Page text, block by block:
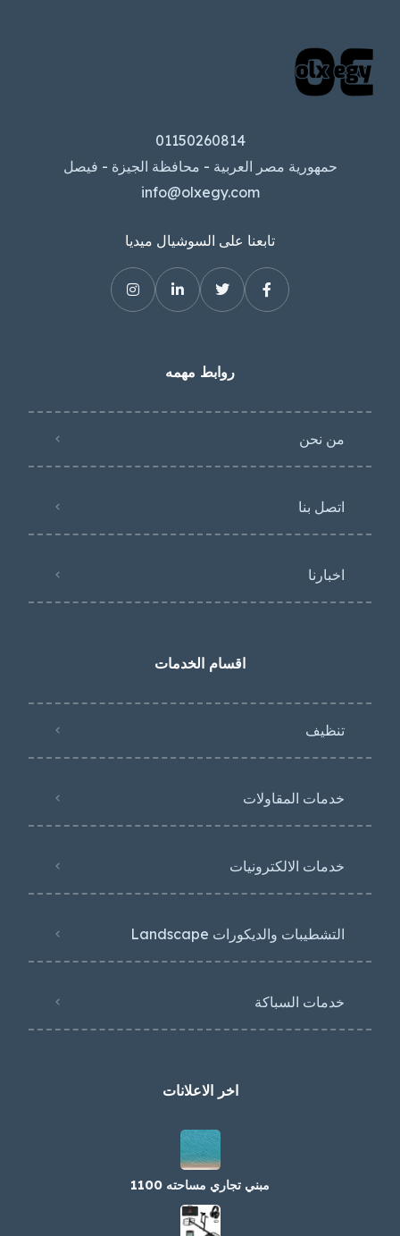
01150260814
حمهورية مصر العربية - محافظة الجيزة - فيصل
info@olxegy.com
تابعنا على السوشيال ميديا
روابط مهمه
من نحن
اتصل بنا
اخبارنا
اقسام الخدمات
تنظيف
خدمات المقاولات
خدمات الالكترونيات
التشطيبات والديكورات Landscape
خدمات السباكة
اخر الاعلانات
مبني تجاري مساحته 1100